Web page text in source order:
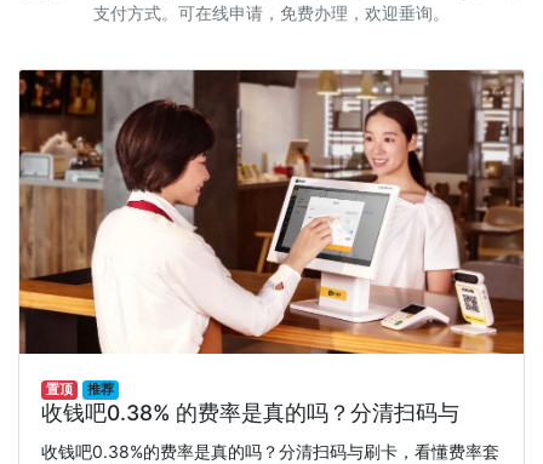
支付方式。可在线申请，免费办理，欢迎垂询。
置顶 推荐
收钱吧0.38% 的费率是真的吗？分清扫码与
收钱吧0.38%的费率是真的吗？分清扫码与刷卡，看懂费率套